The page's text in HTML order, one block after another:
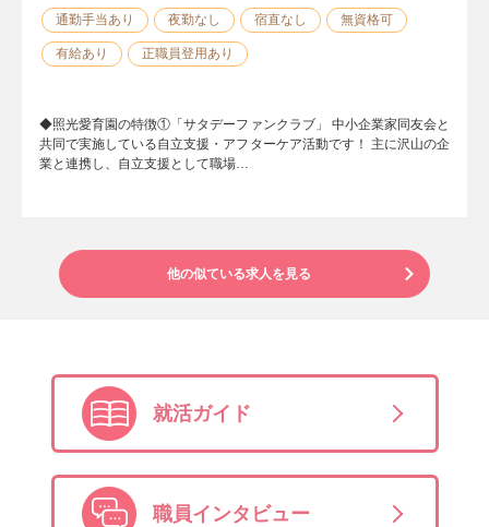
通勤手当あり 夜勤なし 宿直なし 無資格可
有給あり 正職員登用あり
◆照光愛育園の特徴①「サタデーファンクラブ」 中小企業家同友会と
共同で実施している自立支援・アフターケア活動です！ 主に沢山の企
業と連携し、自立支援として職場…
他の似ている求人を見る
就活ガイド
職員インタビュー